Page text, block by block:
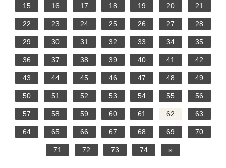
15 16 17 18 19 20 21
22 23 24 25 26 27 28
29 30 31 32 33 34 35
36 37 38 39 40 41 42
43 44 45 46 47 48 49
50 51 52 53 54 55 56
57 58 59 60 61 62 63
64 65 66 67 68 69 70
71 72 73 74 »